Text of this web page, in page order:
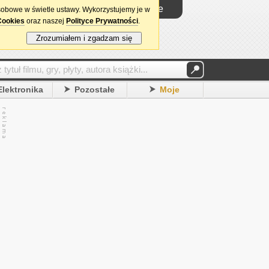
Logowanie
Pozostałe Moje
w świetle ustawy. Wykorzystujemy je w
oraz naszej Polityce Prywatności.
Zrozumiałem i zgadzam się